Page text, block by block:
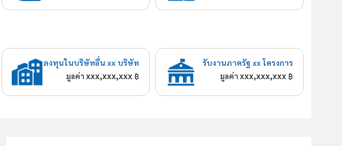
ลงทุนในบริษัทอื่น xx บริษัท
มูลค่าxxx,xxx,xxx ฿
รับงานภาครัฐ xx โครงการ
มูลค่าxxx,xxx,xxx ฿